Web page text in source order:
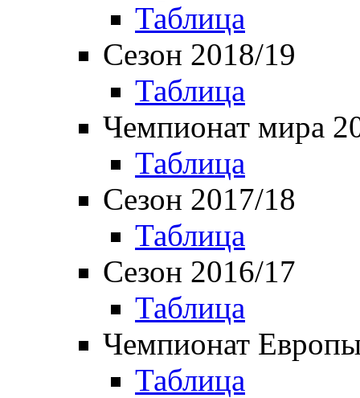
Таблица
Сезон 2018/19
Таблица
Чемпионат мира
Таблица
Сезон 2017/18
Таблица
Сезон 2016/17
Таблица
Чемпионат
Таблица